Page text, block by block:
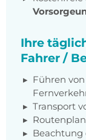
Ihre
Fahrer /
Führen
Transport
Beachtung